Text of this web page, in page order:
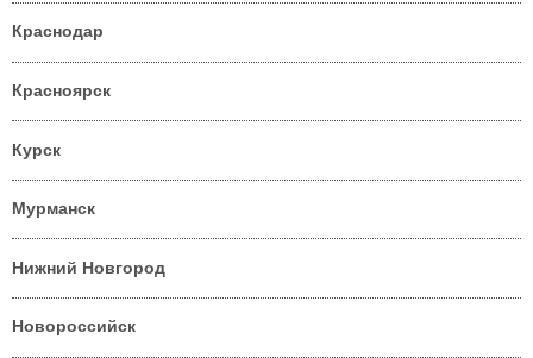
Краснодар
Красноярск
Курск
Мурманск
Нижний Новгород
Новороссийск